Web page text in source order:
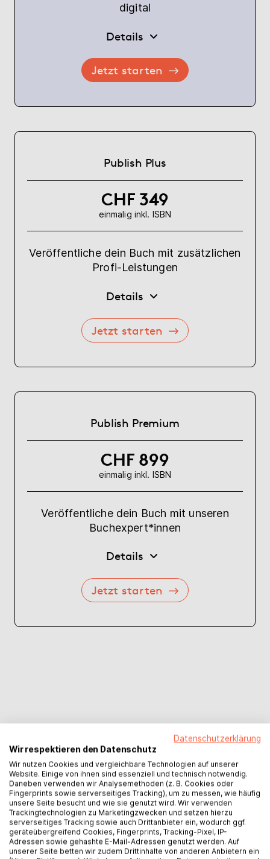
digital
Details
Jetzt starten
Publish Plus
CHF 349
einmalig inkl. ISBN
Veröffentliche dein Buch mit zusätzlichen
Profi-Leistungen
Details
Jetzt starten
Publish Premium
CHF 899
einmalig inkl. ISBN
Veröffentliche dein Buch mit unseren
Buchexpert*innen
Details
Jetzt starten
Vertrieb
Dein Buch im
Datenschutzerklärung
Wir respektieren den Datenschutz
Wir nutzen Cookies und vergleichbare Technologien auf unserer
Website. Einige von ihnen sind essenziell und technisch notwendig.
Daneben verwenden wir Analysemethoden (z. B. Cookies oder
Fingerprints sowie serverseitiges Tracking), um zu messen, wie häufig
unsere Seite besucht und wie sie genutzt wird. Wir verwenden
Trackingtechnologien zu Marketingzwecken und setzen hierzu
serverseitiges Tracking sowie auch Drittanbieter ein, wodurch ggf.
geräteübergreifend Cookies, Fingerprints, Tracking-Pixel, IP-
Adressen sowie gehashte E-Mail-Adressen genutzt werden. Auf
unserer Seite betten wir zudem Drittinhalte von anderen Anbietern ein